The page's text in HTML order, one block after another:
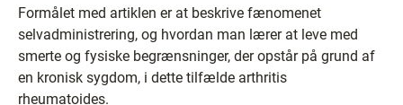
Formålet med artiklen er at beskrive fænomenet
selvadministrering, og hvordan man lærer at leve med
smerte og fysiske begrænsninger, der opstår på grund af
en kronisk sygdom, i dette tilfælde arthritis
rheumatoides.